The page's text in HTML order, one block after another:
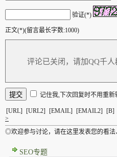
验证(*)
正文(*)(留言最长字数:1000)
记住我,下次回复时不用重新
[URL] [URL2] [EMAIL] [EMAIL2] [B]
>
◎欢迎参与讨论，请在这里发表您的看法
SEO专题